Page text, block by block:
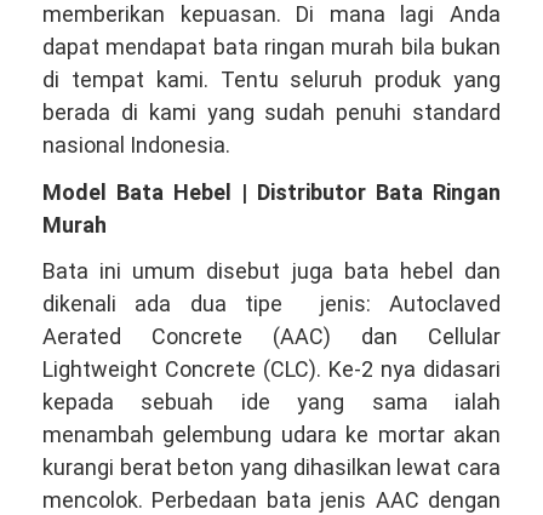
memberikan kepuasan. Di mana lagi Anda
dapat mendapat bata ringan murah bila bukan
di tempat kami. Tentu seluruh produk yang
berada di kami yang sudah penuhi standard
nasional Indonesia.
Model Bata Hebel | Distributor Bata Ringan
Murah
Bata ini umum disebut juga bata hebel dan
dikenali ada dua tipe jenis: Autoclaved
Aerated Concrete (AAC) dan Cellular
Lightweight Concrete (CLC). Ke-2 nya didasari
kepada sebuah ide yang sama ialah
menambah gelembung udara ke mortar akan
kurangi berat beton yang dihasilkan lewat cara
mencolok. Perbedaan bata jenis AAC dengan